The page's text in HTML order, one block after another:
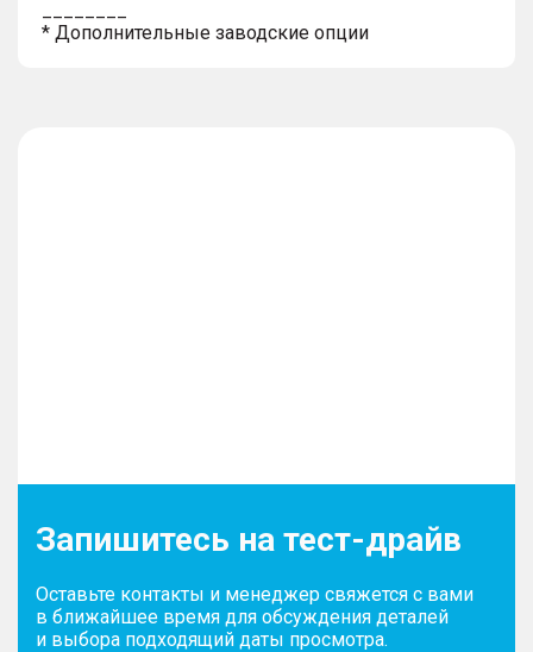
* Дополнительные заводские опции
Запишитесь на тест-драйв
Оставьте контакты и менеджер свяжется с вами
в ближайшее время для обсуждения деталей
и выбора подходящий даты просмотра.